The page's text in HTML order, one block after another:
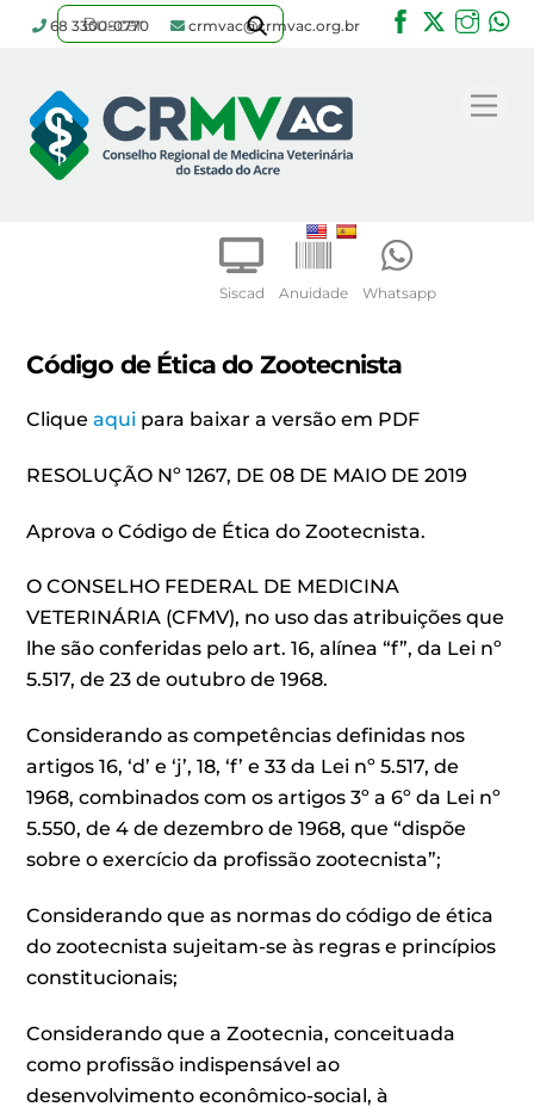
content
Siscad Anuidade Whatsapp
68 3300-0770 crmvac@crmvac.org.br
Facebook
Twitter
Código de Ética do Zootecnista
Cliqueaqui para baixar a versão em PDF
RESOLUÇÃO Nº 1267, DE 08 DE MAIO DE 2019
Aprova o Código de Ética do Zootecnista.
O CONSELHO FEDERAL DE MEDICINA
VETERINÁRIA (CFMV), no uso das atribuições que
lhe são conferidas pelo art. 16, alínea “f”, da Lei nº
5.517, de 23 de outubro de 1968.
Considerando as competências definidas nos
artigos 16, ‘d’ e ‘j’, 18, ‘f’ e 33 da Lei nº 5.517, de
1968, combinados com os artigos 3º a 6º da Lei nº
5.550, de 4 de dezembro de 1968, que “dispõe
sobre o exercício da profissão zootecnista”;
Considerando que as normas do código de ética
do zootecnista sujeitam-se às regras e princípios
constitucionais;
Considerando que a Zootecnia, conceituada
como profissão indispensável ao
desenvolvimento econômico-social, à